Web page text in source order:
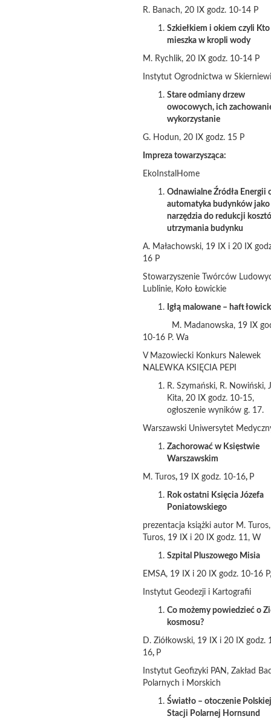
R. Banach, 20 IX godz. 10-14 P
Szkiełkiem i okiem czyli Kto
mieszka w kropli wody
M. Rychlik, 20 IX godz. 10-14 P
Instytut Ogrodnictwa w
Stare odmiany drzew
owocowych, ich
wykorzystanie
G. Hodun, 20 IX godz. 15 P
Impreza towarzysząca:
EkoInstalHome
Odnawialne Źródła Energii
automatyka budynków jako
narzędzia do redukcji
utrzymania budynku
A. Małachowski, 19 IX i 20 IX
16 P
Stowarzyszenie Twórców
Lublinie, Koło Łowickie
Igłą malowane – haft
M. Madanowska, 19 IX
10-16 P. Wa
V Mazowiecki Konkurs Nalewek
NALEWKA KSIĘCIA PEPI
R. Szymański, R. Nowiński,
Kita, 20 IX godz. 10-15,
ogłoszenie wyników g. 17.
Warszawski Uniwersytet
Zachorować w Księstwie
Warszawskim
M. Turos, 19 IX godz. 10-16, P
Rok ostatni Księcia Józefa
Poniatowskiego
prezentacja książki autor M.
Turos, 19 IX i 20 IX godz. 11, W
Szpital Pluszowego Misia
EMSA, 19 IX i 20 IX godz. 10-16
Instytut Geodezji i Kartografii
Co możemy powiedzieć o
kosmosu?
D. Ziółkowski, 19 IX i 20 IX godz.
16, P
Instytut Geofizyki PAN, Zakład
Polarnych i Morskich
Światło – otoczenie Polskiej
Stacji Polarnej Hornsund